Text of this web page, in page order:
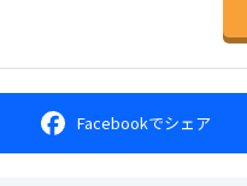
Facebookでシェア